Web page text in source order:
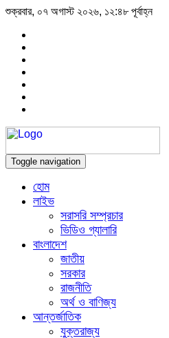
শুক্রবার, ০৭ অগাস্ট ২০২৬, ১২:৪৮ পূর্বাহ্ন
Toggle navigation
হোম
লাইভ
সরাসরি সম্প্রচার
ভিডিও গ্যালারি
বাংলাদেশ
জাতীয়
সরকার
রাজনীতি
অর্থ ও বাণিজ্য
আন্তর্জাতিক
যুক্তরাজ্য